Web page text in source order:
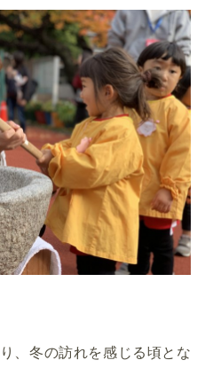
、冬の訪れを感じる頃とな